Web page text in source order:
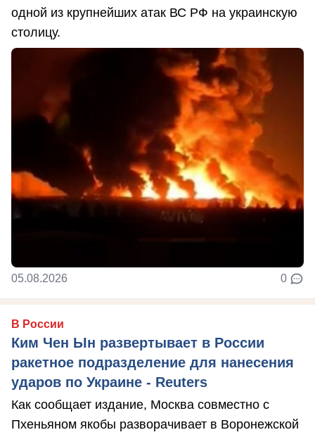
одной из крупнейших атак ВС РФ на украинскую
столицу.
05.08.2026 0
В России
Ким Чен Ын развертывает в России
ракетное подразделение для нанесения
ударов по Украине - Reuters
Как сообщает издание, Москва совместно с
Пхеньяном якобы разворачивает в Воронежской